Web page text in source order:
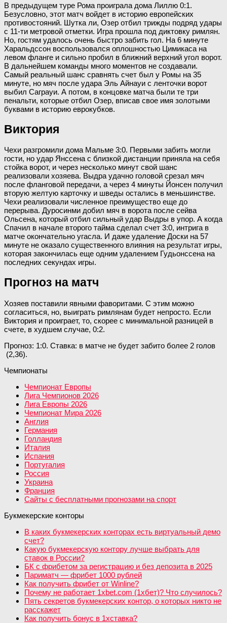
В предыдущем туре Рома проиграла дома Лиллю 0:1.
Безусловно, этот матч войдет в историю европейских
противостояний. Шутка ли, Озер отбил трижды подряд удары
с 11-ти метровой отметки. Игра прошла под диктовку римлян.
Но, гостям удалось очень быстро забить гол. На 6 минуте
Харальдссон воспользовался оплошностью Цимикаса на
левом фланге и сильно пробил в ближний верхний угол ворот.
В дальнейшем команды много моментов не создавали.
Самый реальный шанс сравнять счет был у Ромы на 35
минуте, но мяч после удара Эль Айнауи с ленточки ворот
выбил Саграуи. А потом, в концовке матча были те три
пенальти, которые отбил Озер, вписав свое имя золотыми
буквами в историю еврокубков.
Виктория
Чехи разгромили дома Мальме 3:0. Первыми забить могли
гости, но удар Янссена с близкой дистанции приняла на себя
стойка ворот, и через несколько минут свой шанс
реализовали хозяева. Выдра удачно головой срезал мяч
после фланговой передачи, а через 4 минуты Йонсен получил
вторую желтую карточку и шведы остались в меньшинстве.
Чехи реализовали численное преимущество еще до
перерыва. Дуросинми добил мяч в ворота после сейва
Ольсена, который отбил сильный удар Выдры в упор. А когда
Спачил в начале второго тайма сделал счет 3:0, интрига в
матче окончательно угасла. И даже удаление Доски на 57
минуте не оказало существенного влияния на результат игры,
которая закончилась еще одним удалением Гудьонссена на
последних секундах игры.
Прогноз на матч
Хозяев поставили явными фаворитами. С этим можно
согласиться, но, выиграть римлянам будет непросто. Если
Виктория и проиграет, то, скорее с минимальной разницей в
счете, в худшем случае, 0:2.
Прогноз: 1:0. Ставка: в матче не будет забито более 2 голов
(2,36).
Чемпионаты
Чемпионат Европы
Лига Чемпионов 2026
Лига Европы 2026
Чемпионат Мира 2026
Англия
Германия
Голландия
Италия
Испания
Португалия
Россия
Украина
Франция
Сайты с бесплатными прогнозами на спорт
Букмекерские конторы
В каких букмекерских конторах есть виртуальный демо
счет?
Какую букмекерскую контору лучше выбрать для
ставок в России?
БК с фрибетом за регистрацию и без депозита в 2025
Париматч — фрибет 1000 рублей
Как получить фрибет от Winline?
Почему не работает 1xbet.com (1хбет)? Что случилось?
Пять секретов букмекерских контор, о которых никто не
расскажет
Как получить бонус в 1хставка?